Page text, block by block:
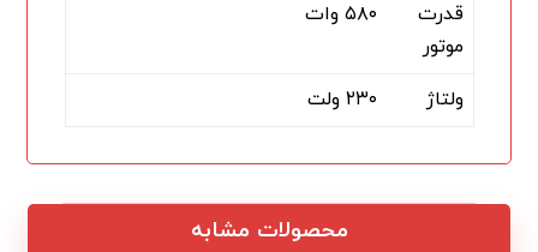
قدرت
موتور
۵۸۰ وات
ولتاژ ۲۳۰ ولت
محصولات مشابه